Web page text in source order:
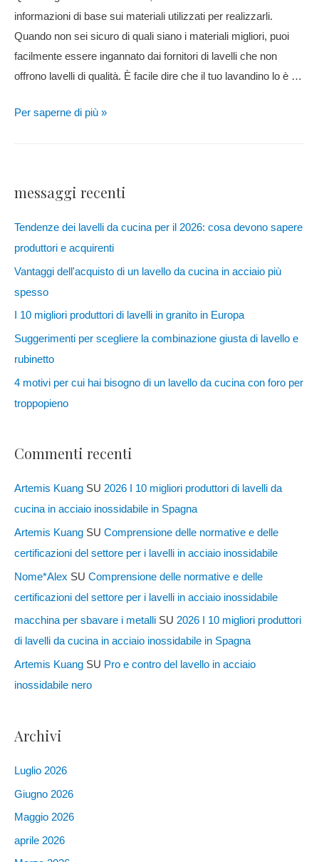
informazioni di base sui materiali utilizzati per realizzarli.
Quando non sei sicuro di quali siano i materiali migliori, puoi
facilmente essere ingannato dai fornitori di lavelli che non
offrono lavelli di qualità. È facile dire che il tuo lavandino lo è …
Per saperne di più »
messaggi recenti
Tendenze dei lavelli da cucina per il 2026: cosa devono sapere
produttori e acquirenti
Vantaggi dell'acquisto di un lavello da cucina in acciaio più
spesso
I 10 migliori produttori di lavelli in granito in Europa
Suggerimenti per scegliere la combinazione giusta di lavello e
rubinetto
4 motivi per cui hai bisogno di un lavello da cucina con foro per
troppopieno
Commenti recenti
Artemis Kuang SU 2026 I 10 migliori produttori di lavelli da
cucina in acciaio inossidabile in Spagna
Artemis Kuang SU Comprensione delle normative e delle
certificazioni del settore per i lavelli in acciaio inossidabile
Nome*Alex SU Comprensione delle normative e delle
certificazioni del settore per i lavelli in acciaio inossidabile
macchina per sbavare i metalli SU 2026 I 10 migliori produttori
di lavelli da cucina in acciaio inossidabile in Spagna
Artemis Kuang SU Pro e contro del lavello in acciaio
inossidabile nero
Archivi
Luglio 2026
Giugno 2026
Maggio 2026
aprile 2026